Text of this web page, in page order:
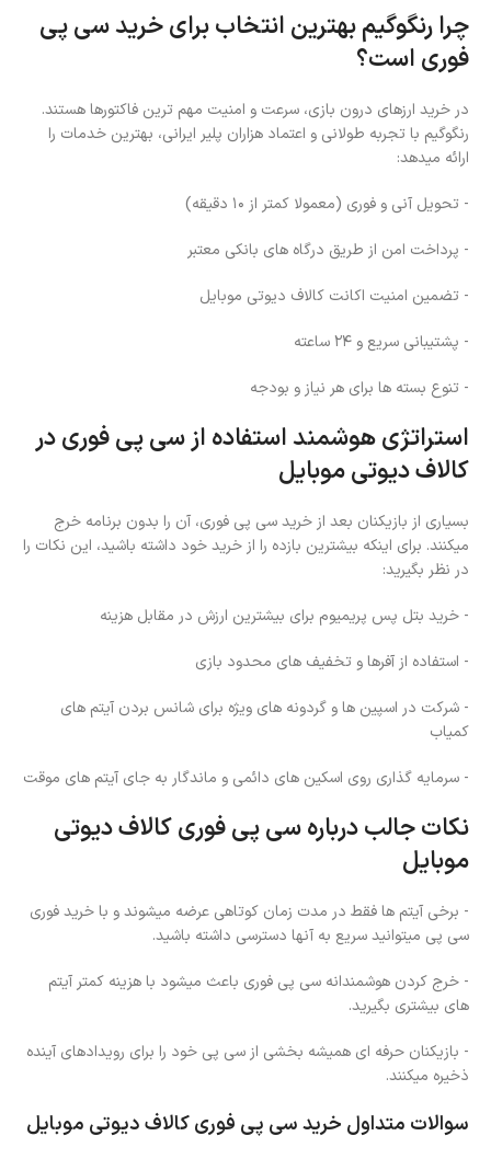
چرا رنگوگیم بهترین انتخاب برای خرید سی پی
فوری است؟
در خرید ارزهای درون بازی، سرعت و امنیت مهم ترین فاکتورها هستند.
رنگوگیم با تجربه طولانی و اعتماد هزاران پلیر ایرانی، بهترین خدمات را
ارائه میدهد:
- تحویل آنی و فوری (معمولا کمتر از ۱۰ دقیقه)
- پرداخت امن از طریق درگاه های بانکی معتبر
- تضمین امنیت اکانت کالاف دیوتی موبایل
- پشتیبانی سریع و ۲۴ ساعته
- تنوع بسته ها برای هر نیاز و بودجه
استراتژی هوشمند استفاده از سی پی فوری در
کالاف دیوتی موبایل
بسیاری از بازیکنان بعد از خرید سی پی فوری، آن را بدون برنامه خرج
میکنند. برای اینکه بیشترین بازده را از خرید خود داشته باشید، این نکات را
در نظر بگیرید:
- خرید بتل پس پریمیوم برای بیشترین ارزش در مقابل هزینه
- استفاده از آفرها و تخفیف های محدود بازی
- شرکت در اسپین ها و گردونه های ویژه برای شانس بردن آیتم های
کمیاب
- سرمایه گذاری روی اسکین های دائمی و ماندگار به جای آیتم های موقت
نکات جالب درباره سی پی فوری کالاف دیوتی
موبایل
- برخی آیتم ها فقط در مدت زمان کوتاهی عرضه میشوند و با خرید فوری
سی پی میتوانید سریع به آنها دسترسی داشته باشید.
- خرج کردن هوشمندانه سی پی فوری باعث میشود با هزینه کمتر آیتم
های بیشتری بگیرید.
- بازیکنان حرفه ای همیشه بخشی از سی پی خود را برای رویدادهای آینده
ذخیره میکنند.
سوالات متداول خرید سی پی فوری کالاف دیوتی موبایل